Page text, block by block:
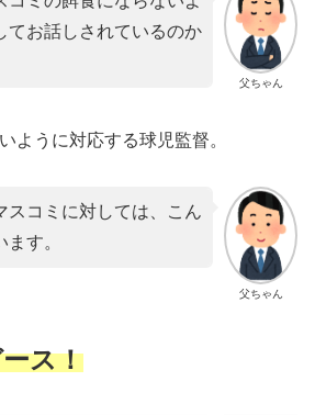
父ちゃん
てお話しされているのか
ように対応する球児監督。
父ちゃん
スコミに対しては、こん
す。
ス！